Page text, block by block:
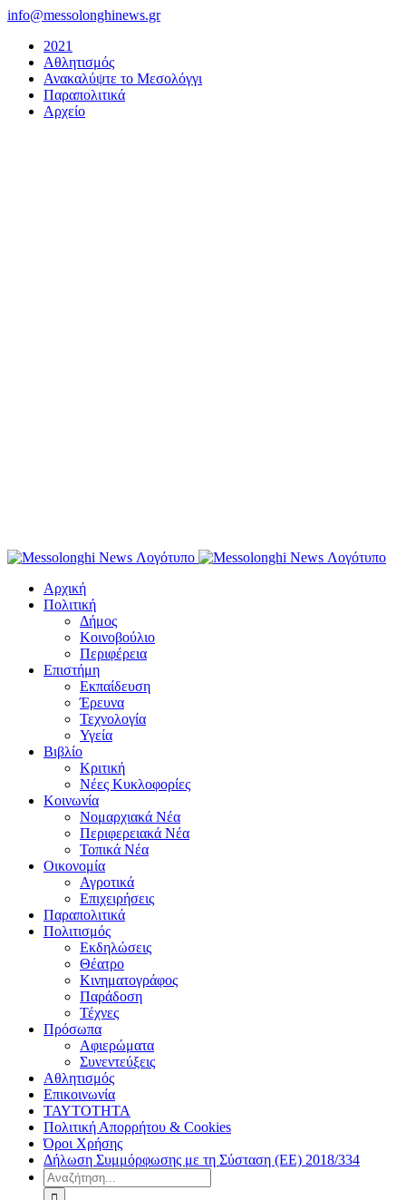
Μετάβαση
περιεχόμενο
info@messolonghinews.gr
2021
Αθλητισμός
Ανακαλύψτε το Μεσολόγγι
Παραπολιτικά
Αρχείο
Αρχική
Πολιτική
Δήμος
Κοινοβούλιο
Περιφέρεια
Επιστήμη
Εκπαίδευση
Έρευνα
Τεχνολογία
Υγεία
Βιβλίο
Κριτική
Νέες Κυκλοφορίες
Κοινωνία
Νομαρχιακά Νέα
Περιφερειακά Νέα
Τοπικά Νέα
Οικονομία
Αγροτικά
Επιχειρήσεις
Παραπολιτικά
Πολιτισμός
Εκδηλώσεις
Θέατρο
Κινηματογράφος
Παράδοση
Τέχνες
Πρόσωπα
Αφιερώματα
Συνεντεύξεις
Αθλητισμός
Επικοινωνία
ΤΑΥΤΟΤΗΤΑ
Πολιτική Απορρήτου & Cookies
Όροι Χρήσης
Δήλωση Συμμόρφωσης με τη Σύσταση (ΕΕ) 2018/334
Αναζήτηση
για: